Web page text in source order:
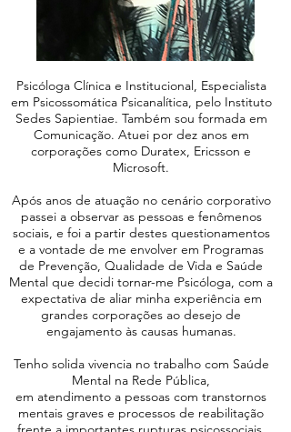
Psicóloga Clínica e Institucional, Especialista
em Psicossomática Psicanalítica, pelo Instituto
Sedes Sapientiae. Também sou formada em
Comunicação. Atuei por dez anos em
corporações como Duratex, Ericsson e
Microsoft.
Após anos de atuação no cenário corporativo
passei a observar as pessoas e fenômenos
sociais, e foi a partir destes questionamentos
e a vontade de me envolver em Programas
de Prevenção, Qualidade de Vida e Saúde
Mental que decidi tornar-me Psicóloga, com a
expectativa de aliar minha experiência em
grandes corporações ao desejo de
engajamento às causas humanas.
Tenho solida vivencia no trabalho com Saúde
Mental na Rede Pública,
em atendimento a pessoas com transtornos
mentais graves e processos de reabilitação